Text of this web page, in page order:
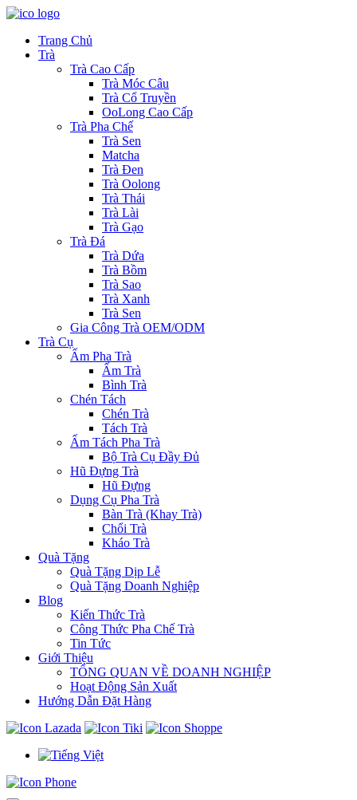
Trang Chủ
Trà
Trà Cao Cấp
Trà Móc Câu
Trà Cổ Truyền
OoLong Cao Cấp
Trà Pha Chế
Trà Sen
Matcha
Trà Đen
Trà Oolong
Trà Thái
Trà Lài
Trà Gạo
Trà Đá
Trà Dứa
Trà Bồm
Trà Sao
Trà Xanh
Trà Sen
Gia Công Trà OEM/ODM
Trà Cụ
Ấm Pha Trà
Ấm Trà
Bình Trà
Chén Tách
Chén Trà
Tách Trà
Ấm Tách Pha Trà
Bộ Trà Cụ Đầy Đủ
Hũ Đựng Trà
Hũ Đựng
Dụng Cụ Pha Trà
Bàn Trà (Khay Trà)
Chổi Trà
Kháo Trà
Quà Tặng
Quà Tặng Dịp Lễ
Quà Tặng Doanh Nghiệp
Blog
Kiến Thức Trà
Công Thức Pha Chế Trà
Tin Tức
Giới Thiệu
TỔNG QUAN VỀ DOANH NGHIỆP
Hoạt Động Sản Xuất
Hướng Dẫn Đặt Hàng